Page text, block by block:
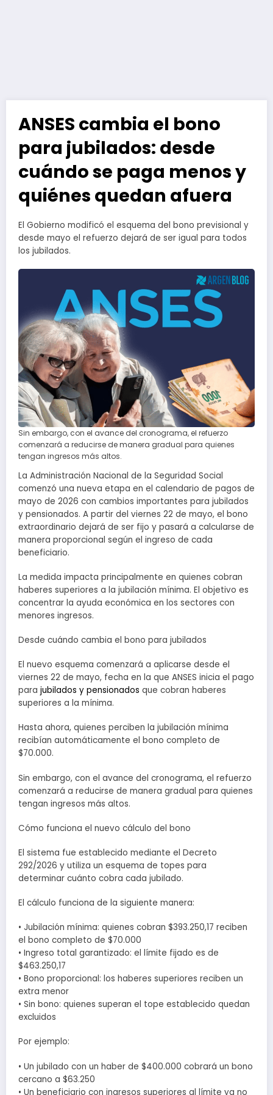
ANSES cambia el bono
para jubilados: desde
cuándo se paga menos y
quiénes quedan afuera
El Gobierno modificó el esquema del bono previsional y
desde mayo el refuerzo dejará de ser igual para todos
los jubilados.
Sin embargo, con el avance del cronograma, el refuerzo
comenzará a reducirse de manera gradual para quienes
tengan ingresos más altos.
La Administración Nacional de la Seguridad Social
comenzó una nueva etapa en el calendario de pagos de
mayo de 2026 con cambios importantes para jubilados
y pensionados. A partir del viernes 22 de mayo, el bono
extraordinario dejará de ser fijo y pasará a calcularse de
manera proporcional según el ingreso de cada
beneficiario.
La medida impacta principalmente en quienes cobran
haberes superiores a la jubilación mínima. El objetivo es
concentrar la ayuda económica en los sectores con
menores ingresos.
Desde cuándo cambia el bono para jubilados
El nuevo esquema comenzará a aplicarse desde el
viernes 22 de mayo, fecha en la que ANSES inicia el pago
para jubilados y pensionados que cobran haberes
superiores a la mínima.
Hasta ahora, quienes perciben la jubilación mínima
recibían automáticamente el bono completo de
$70.000.
Sin embargo, con el avance del cronograma, el refuerzo
comenzará a reducirse de manera gradual para quienes
tengan ingresos más altos.
Cómo funciona el nuevo cálculo del bono
El sistema fue establecido mediante el Decreto
292/2026 y utiliza un esquema de topes para
determinar cuánto cobra cada jubilado.
El cálculo funciona de la siguiente manera:
• Jubilación mínima: quienes cobran $393.250,17 reciben
el bono completo de $70.000
• Ingreso total garantizado: el límite fijado es de
$463.250,17
• Bono proporcional: los haberes superiores reciben un
extra menor
• Sin bono: quienes superan el tope establecido quedan
excluidos
Por ejemplo:
• Un jubilado con un haber de $400.000 cobrará un bono
cercano a $63.250
• Un beneficiario con ingresos superiores al límite ya no